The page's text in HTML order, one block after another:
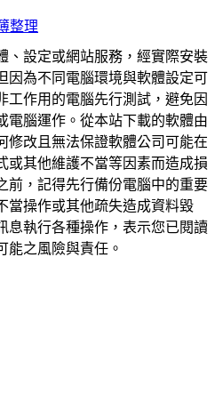
整理
、設定或網站服務，經實際安裝
因為不同電腦環境與軟體設定可
工作用的電腦先行測試，避免因
電腦運作。從本站下載的軟體由
修改且無法保證軟體公司可能在
或其他維護不當等因素而造成損
前，記得先行備份電腦中的重要
當操作或其他疏失造成資料毀
息執行各種操作，表示您已閱讀
能之風險與責任。